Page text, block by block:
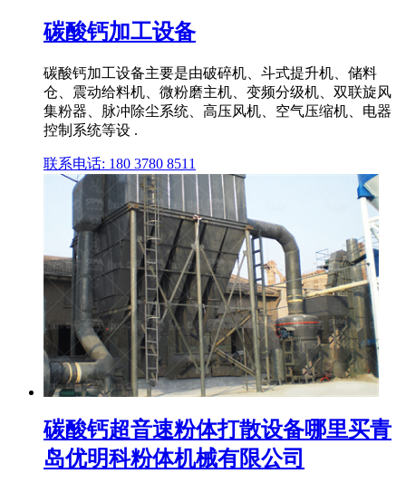
碳酸钙加工设备
碳酸钙加工设备主要是由破碎机、斗式提升机、储料
仓、震动给料机、微粉磨主机、变频分级机、双联旋风
集粉器、脉冲除尘系统、高压风机、空气压缩机、电器
控制系统等设 .
联系电话: 180 3780 8511
碳酸钙超音速粉体打散设备哪里买青
岛优明科粉体机械有限公司